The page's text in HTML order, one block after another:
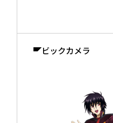
ビックカメラ